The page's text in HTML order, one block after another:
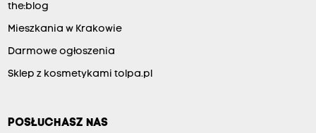
the:blog
Mieszkania w Krakowie
Darmowe ogłoszenia
Sklep z kosmetykami tolpa.pl
POSŁUCHASZ NAS